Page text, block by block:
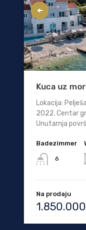
Kuca uz
Lokacija:
2022. Centar
Unutarnja
Badezimmer
6
Na prodaju